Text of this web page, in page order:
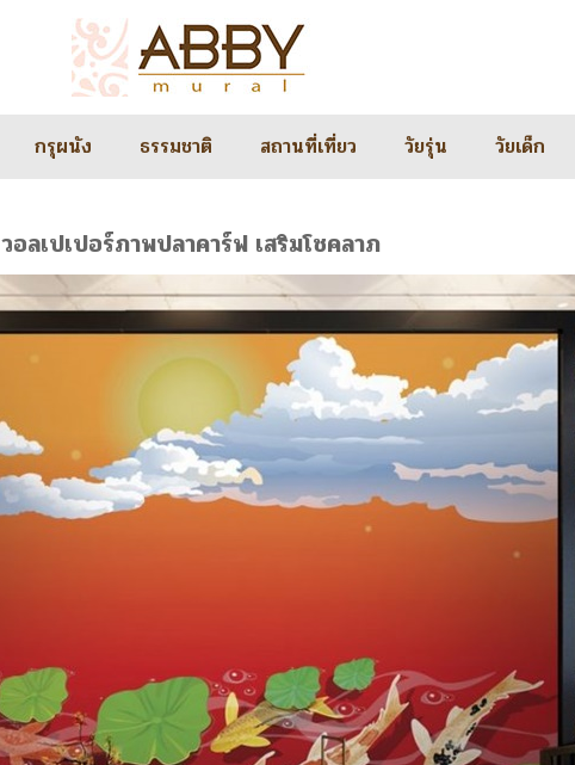
กรุผนัง ธรรมชาติ สถานที่เที่ยว วัยรุ่น วัยเด็ก
วอลเปเปอร์ภาพปลาคาร์ฟ เสริมโชคลาภ